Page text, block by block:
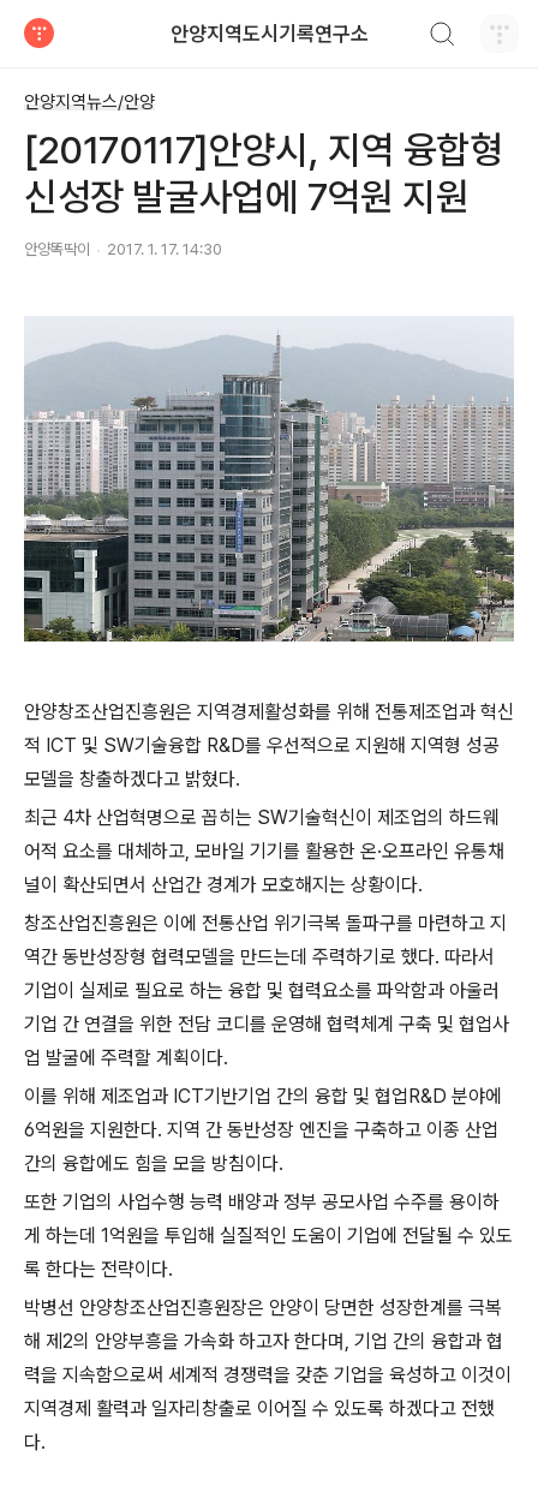
안양지역도시기록연구소
안양지역뉴스/안양
[20170117]안양시, 지역 융합형
신성장 발굴사업에 7억원 지원
안양똑딱이 2017. 1. 17. 14:30
안양창조산업진흥원은 지역경제활성화를 위해 전통제조업과 혁신
적 ICT 및 SW기술융합 R&D를 우선적으로 지원해 지역형 성공
모델을 창출하겠다고 밝혔다.
최근 4차 산업혁명으로 꼽히는 SW기술혁신이 제조업의 하드웨
어적 요소를 대체하고, 모바일 기기를 활용한 온·오프라인 유통채
널이 확산되면서 산업간 경계가 모호해지는 상황이다.
창조산업진흥원은 이에 전통산업 위기극복 돌파구를 마련하고 지
역간 동반성장형 협력모델을 만드는데 주력하기로 했다. 따라서
기업이 실제로 필요로 하는 융합 및 협력요소를 파악함과 아울러
기업 간 연결을 위한 전담 코디를 운영해 협력체계 구축 및 협업사
업 발굴에 주력할 계획이다.
이를 위해 제조업과 ICT기반기업 간의 융합 및 협업R&D 분야에
6억원을 지원한다. 지역 간 동반성장 엔진을 구축하고 이종 산업
간의 융합에도 힘을 모을 방침이다.
또한 기업의 사업수행 능력 배양과 정부 공모사업 수주를 용이하
게 하는데 1억원을 투입해 실질적인 도움이 기업에 전달될 수 있도
록 한다는 전략이다.
박병선 안양창조산업진흥원장은 안양이 당면한 성장한계를 극복
해 제2의 안양부흥을 가속화 하고자 한다며, 기업 간의 융합과 협
력을 지속함으로써 세계적 경쟁력을 갖춘 기업을 육성하고 이것이
지역경제 활력과 일자리창출로 이어질 수 있도록 하겠다고 전했
다.